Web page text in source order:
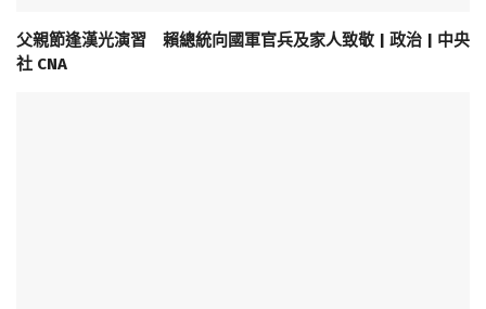
父親節逢漢光演習 賴總統向國軍官兵及家人致敬 | 政治 | 中央
社 CNA